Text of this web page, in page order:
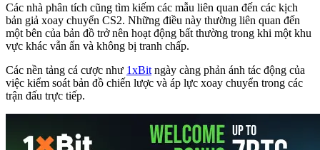
Các nhà phân tích cũng tìm kiếm các mẫu liên quan đến các kịch
bản giả xoay chuyển CS2. Những điều này thường liên quan đến
một bên của bản đồ trở nên hoạt động bất thường trong khi một khu
vực khác vẫn ẩn và không bị tranh chấp.
Các nền tảng cá cược như 1xBit ngày càng phản ánh tác động của
việc kiểm soát bản đồ chiến lược và áp lực xoay chuyển trong các
trận đấu trực tiếp.